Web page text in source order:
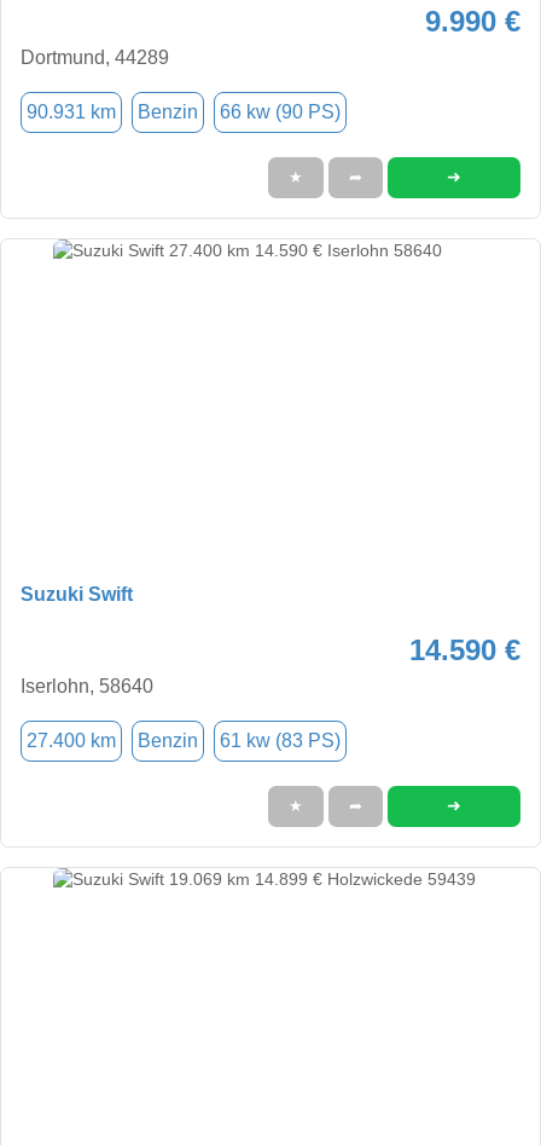
9.990 €
Dortmund, 44289
90.931 km Benzin 66 kw (90 PS)
★ ➦ ➜
Suzuki Swift
14.590 €
Iserlohn, 58640
27.400 km Benzin 61 kw (83 PS)
★ ➦ ➜